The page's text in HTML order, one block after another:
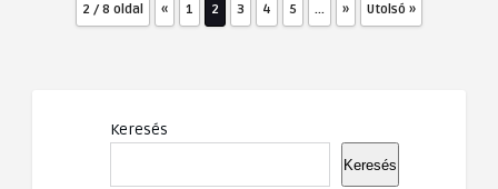
2 / 8 oldal « 1 2 3 4 5 ... » Utolsó »
Keresés
Keresés